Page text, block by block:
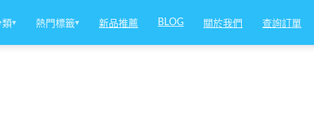
類▾ 熱門標籤▾ 新品推薦 BLOG 關於我們 查詢訂單